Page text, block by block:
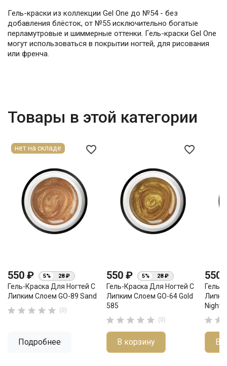
Гель-краски из коллекции Gel One до №54 - без
добавления блёсток, от №55 исключительно богатые
перламутровые и шиммерные оттенки. Гель-краски Gel One
могут использоваться в покрытии ногтей, для рисования
или френча.
Товары в этой категории
favorite_border
550 ₽ 5% 28 ₽
Гель-Краска Для Ногтей С
Липким Слоем GO-89 Sand
     (0)
Подробнее
нет на складе favorite_border
550 ₽ 5% 28 ₽
Гель-Краска Для Ногтей С
Липким Слоем GO-64 Gold
585
     (0)
В корзину
550
Гель-
Night
 
В